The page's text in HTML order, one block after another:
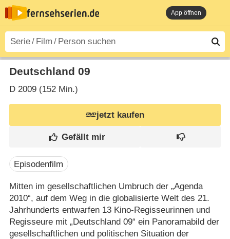
App öffnen
Deutschland 09
D2009 (152 Min.)
jetzt kaufen
Episodenfilm
Mitten im gesellschaftlichen Umbruch der „Agenda
2010“, auf dem Weg in die globalisierte Welt des 21.
Jahrhunderts entwarfen 13 Kino-Regisseurinnen und
Regisseure mit „Deutschland 09“ ein Panoramabild der
gesellschaftlichen und politischen Situation der